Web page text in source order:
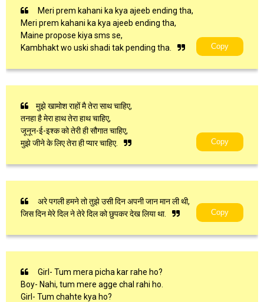
Meri prem kahani ka kya ajeeb ending tha,
Meri prem kahani ka kya ajeeb ending tha,
Maine propose kiya sms se,
Kambhakt wo uski shadi tak pending tha.
Copy
मुझे खामोश राहों मै तेरा साथ चाहिए,
तनहा है मेरा हाथ तेरा हाथ चाहिए,
जूनून-ई-इश्क को तेरी ही सौगात चाहिए,
मुझे जीने के लिए तेरा ही प्यार चाहिए.
Copy
अरे पगली हमने तो तुझे उसी दिन अपनी जान मान ली थी,
जिस दिन मेरे दिल ने तेरे दिल को छुपकर देख लिया था.
Copy
Girl- Tum mera picha kar rahe ho?
Boy- Nahi, tum mere agge chal rahi ho.
Girl- Tum chahte kya ho?